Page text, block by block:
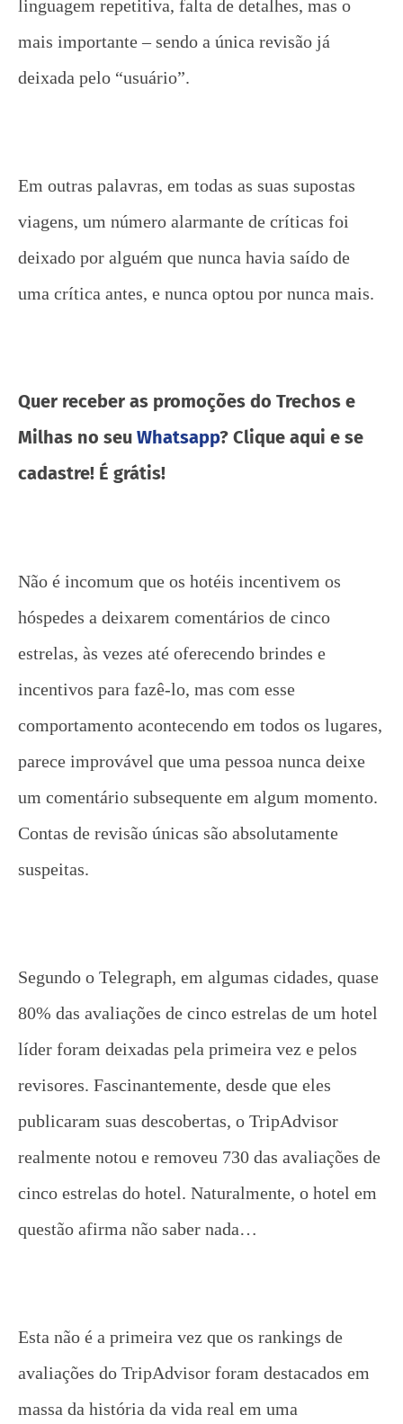
linguagem repetitiva, falta de detalhes, mas o
mais importante – sendo a única revisão já
deixada pelo “usuário”.
Em outras palavras, em todas as suas supostas
viagens, um número alarmante de críticas foi
deixado por alguém que nunca havia saído de
uma crítica antes, e nunca optou por nunca mais.
Quer receber as promoções do Trechos e
Milhas no seu Whatsapp? Clique aqui e se
cadastre! É grátis!
Não é incomum que os hotéis incentivem os
hóspedes a deixarem comentários de cinco
estrelas, às vezes até oferecendo brindes e
incentivos para fazê-lo, mas com esse
comportamento acontecendo em todos os lugares,
parece improvável que uma pessoa nunca deixe
um comentário subsequente em algum momento.
Contas de revisão únicas são absolutamente
suspeitas.
Segundo o Telegraph, em algumas cidades, quase
80% das avaliações de cinco estrelas de um hotel
líder foram deixadas pela primeira vez e pelos
revisores. Fascinantemente, desde que eles
publicaram suas descobertas, o TripAdvisor
realmente notou e removeu 730 das avaliações de
cinco estrelas do hotel. Naturalmente, o hotel em
questão afirma não saber nada…
Esta não é a primeira vez que os rankings de
avaliações do TripAdvisor foram destacados em
massa da história da vida real em uma